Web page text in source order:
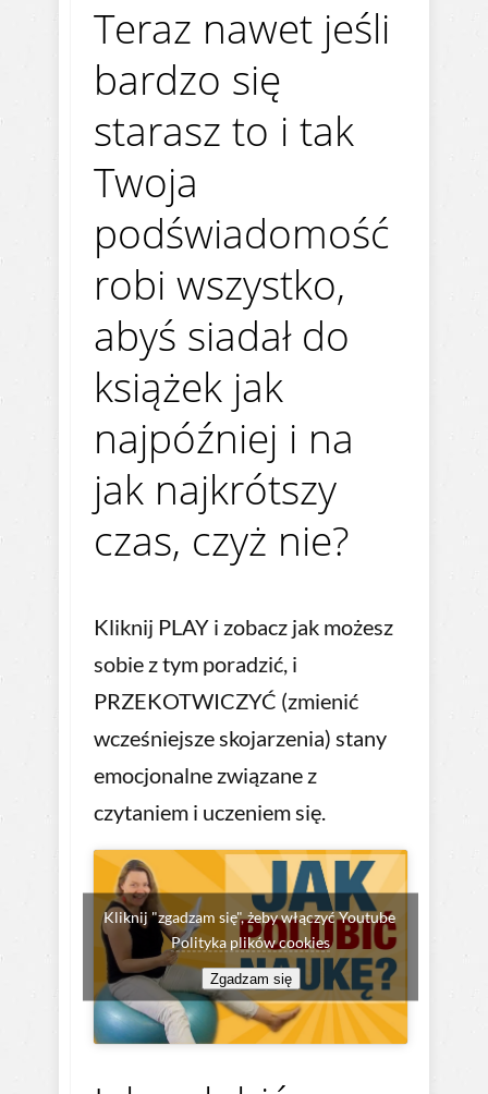
Teraz nawet jeśli
bardzo się
starasz to i tak
Twoja
podświadomość
robi wszystko,
abyś siadał do
książek jak
najpóźniej i na
jak najkrótszy
czas, czyż nie?
Kliknij PLAY i zobacz jak możesz
sobie z tym poradzić, i
PRZEKOTWICZYĆ (zmienić
wcześniejsze skojarzenia) stany
emocjonalne związane z
czytaniem i uczeniem się.
Kliknij "zgadzam się", żeby włączyć Youtube
Polityka plików cookies
Zgadzam się